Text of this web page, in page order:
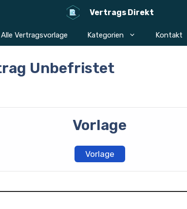
Vertrags Direkt
Alle Vertragsvorlage Kategorien Kontakt
Unbefristet
Vorlage
Vorlage